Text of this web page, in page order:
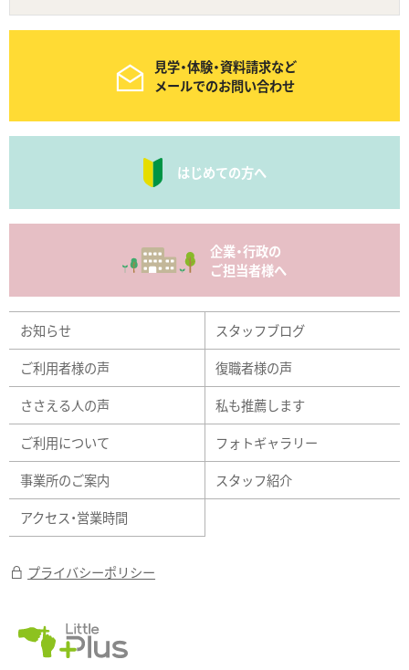
見学・体験・資料請求など
メールでのお問い合わせ
はじめての方へ
企業・行政の
ご担当者様へ
お知らせ
スタッフブログ
ご利用者様の声
復職者様の声
ささえる人の声
私も推薦します
ご利用について
フォトギャラリー
事業所のご案内
スタッフ紹介
アクセス・営業時間
プライバシーポリシー